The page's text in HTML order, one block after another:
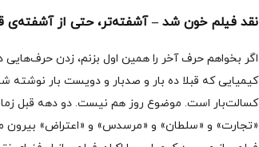
نقد فیلم خون شد – آشفته‌تر، حتی از آشفته‌ی
اگر بخواهم حرف آخر را همین اول بزنم، زدن حرف‌هایی
کیمیایی که قبلا ده بار و صدبار و دویست بار نوشته
کسالت‌بار است. موضوع روز هم نیست. دو دهه قبل
«تجارت» و «سلطان» و «مرسدس» و «اعتراض» بیرون